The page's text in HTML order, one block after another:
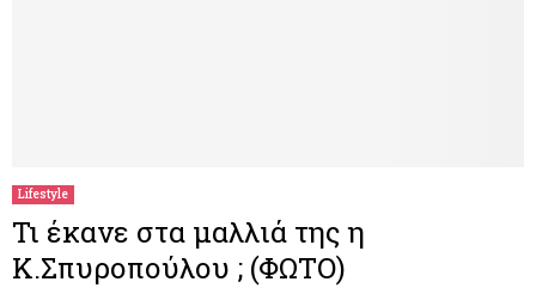
Lifestyle
Τι έκανε στα μαλλιά της η
Κ.Σπυροπούλου ; (ΦΩΤΟ)